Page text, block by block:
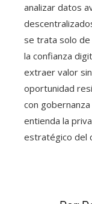
analizar datos
se trata solo
la confianza
extraer valor
oportunidad
con
entienda la
estratégico del